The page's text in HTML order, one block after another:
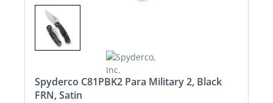
Spyderco C81PBK2 Para Military 2, Black
FRN, Satin